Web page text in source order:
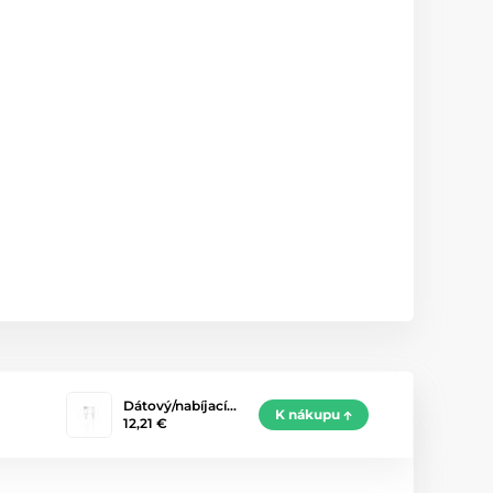
Dátový/nabíjací…
12,21 €
K nákupu